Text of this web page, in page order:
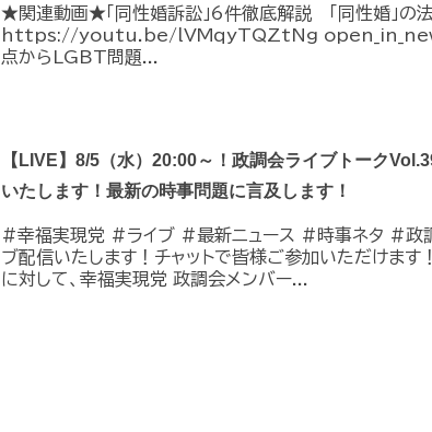
★関連動画★「同性婚訴訟」6件徹底解説 「同性婚」の
https://youtu.be/lVMqyTQZtNg open_in_new
点からLGBT問題...
【LIVE】8/5（水）20:00～！政調会ライブトーク
いたします！最新の時事問題に言及します！
#幸福実現党 #ライブ #最新ニュース #時事ネタ #政
ブ配信いたします！チャットで皆様ご参加いただけます
に対して、幸福実現党 政調会メンバー...